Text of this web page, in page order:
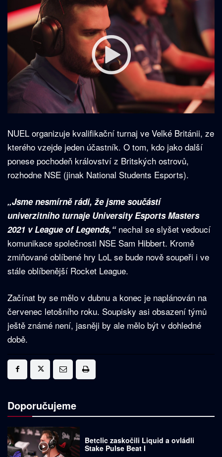
NUEL organizuje kvalifikační turnaj ve Velké Británii, ze
kterého vzejde jeden účastník. O tom, kdo jako další
ponese pochodeň království z Britských ostrovů,
rozhodne NSE (jinak National Students Esports).
„Jsme nesmírně rádi, že jsme součástí
univerzitního turnaje University Esports Masters
2021 v League of Legends,“nechal se slyšet vedoucí
komunikace společnosti NSE Sam Hibbert. Kromě
zmiňované oblíbené hry LoL se bude nově soupeři i ve
stále oblíbenější Rocket League.
Začínat by se mělo v dubnu a konec je naplánován na
červenec letošního roku. Soupisky asi obsazení týmů
ještě známé není, jasněji by ale mělo být v dohledné
době.
Doporučujeme
Betclic zaskočili Liquid a ovládli
Stake Pulse Beat I